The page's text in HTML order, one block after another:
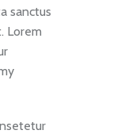
sanctus
Lorem